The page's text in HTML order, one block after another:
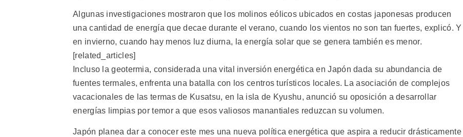
Algunas investigaciones mostraron que los molinos eólicos ubicados en costas japonesas producen
una cantidad de energía que decae durante el verano, cuando los vientos no son tan fuertes, explicó. Y
en invierno, cuando hay menos luz diurna, la energía solar que se genera también es menor.
[related_articles]
Incluso la geotermia, considerada una vital inversión energética en Japón dada su abundancia de
fuentes termales, enfrenta una batalla con los centros turísticos locales. La asociación de complejos
vacacionales de las termas de Kusatsu, en la isla de Kyushu, anunció su oposición a desarrollar
energías limpias por temor a que esos valiosos manantiales reduzcan su volumen.
Japón planea dar a conocer este mes una nueva política energética que aspira a reducir drásticamente